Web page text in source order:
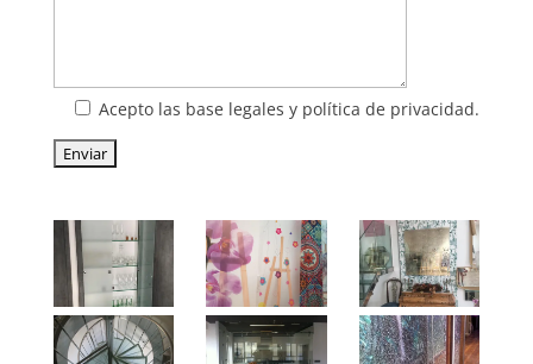
Acepto las base legales y política de privacidad.